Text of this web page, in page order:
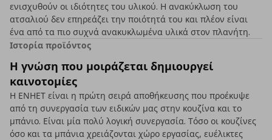
ενισχυθούν οι ιδιότητες του υλικού. Η ανακύκλωση του
ατσαλιού δεν επηρεάζει την ποιότητά του και πλέον είναι
ένα από τα πιο συχνά ανακυκλωμένα υλικά στον πλανήτη.
Ιστορία προϊόντος
Η γνώση που μοιράζεται δημιουργεί
καινοτομίες
Η ΕΝΗΕΤ είναι η πρώτη σειρά αποθήκευσης που προέκυψε
από τη συνεργασία των ειδικών μας στην κουζίνα και το
μπάνιο. Είναι μία πολύ λογική συνεργασία. Τόσο οι κουζίνες
όσο και τα μπάνια χρειάζονται χώρο εργασίας, ευέλικτες